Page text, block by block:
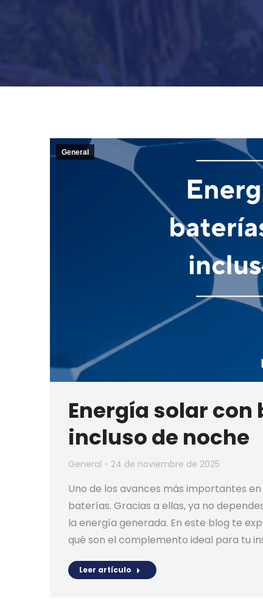
General
Energía solar
incluso de noche
General 24 de noviembre de 2025
Uno de los avances más importantes
baterías. Gracias a ellas, ya no
la energía generada. En este blog te
qué son el complemento ideal para tu
Leer artículo